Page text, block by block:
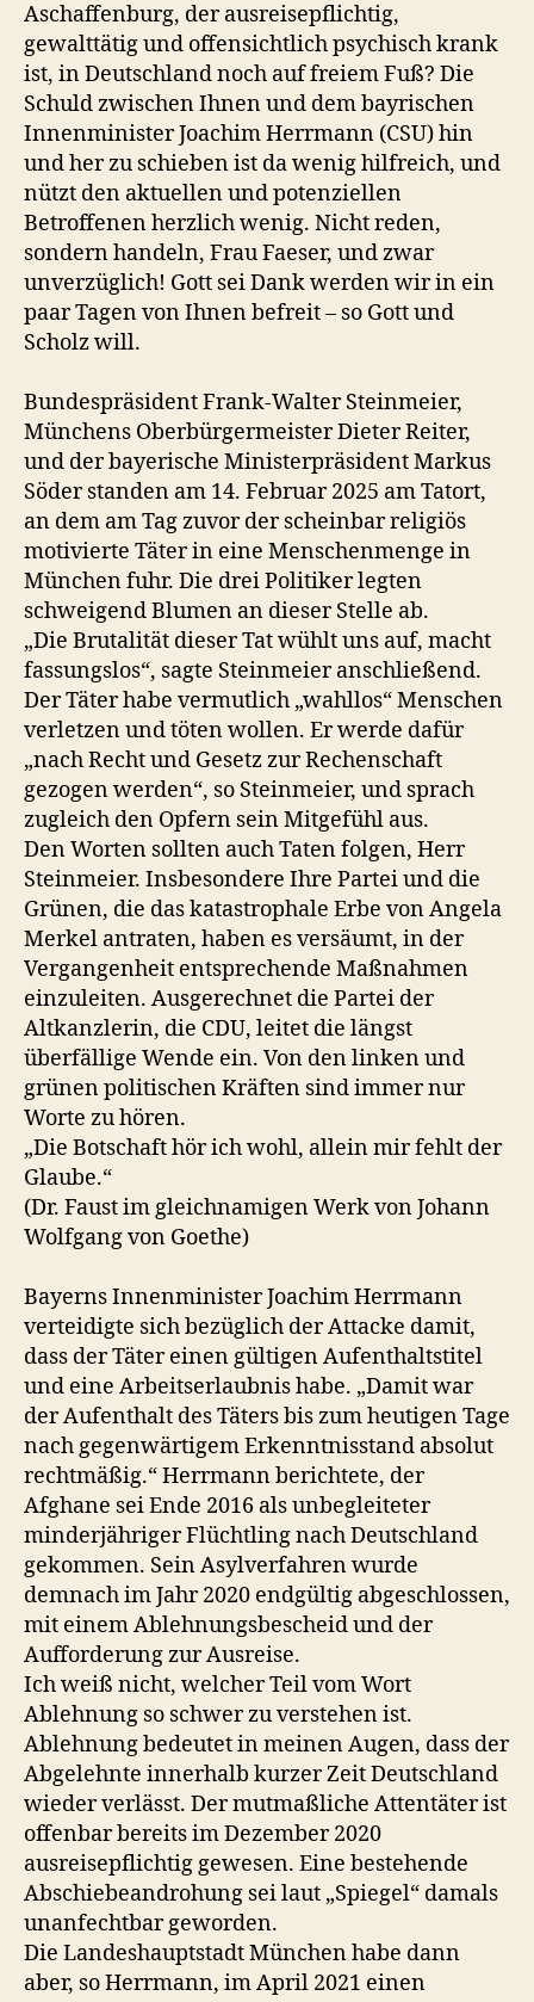
Aschaffenburg, der ausreisepflichtig,
gewalttätig und offensichtlich psychisch krank
ist, in Deutschland noch auf freiem Fuß? Die
Schuld zwischen Ihnen und dem bayrischen
Innenminister Joachim Herrmann (CSU) hin
und her zu schieben ist da wenig hilfreich, und
nützt den aktuellen und potenziellen
Betroffenen herzlich wenig. Nicht reden,
sondern handeln, Frau Faeser, und zwar
unverzüglich! Gott sei Dank werden wir in ein
paar Tagen von Ihnen befreit – so Gott und
Scholz will.
Bundespräsident Frank-Walter Steinmeier,
Münchens Oberbürgermeister Dieter Reiter,
und der bayerische Ministerpräsident Markus
Söder standen am 14. Februar 2025 am Tatort,
an dem am Tag zuvor der scheinbar religiös
motivierte Täter in eine Menschenmenge in
München fuhr. Die drei Politiker legten
schweigend Blumen an dieser Stelle ab.
„Die Brutalität dieser Tat wühlt uns auf, macht
fassungslos“, sagte Steinmeier anschließend.
Der Täter habe vermutlich „wahllos“ Menschen
verletzen und töten wollen. Er werde dafür
„nach Recht und Gesetz zur Rechenschaft
gezogen werden“, so Steinmeier, und sprach
zugleich den Opfern sein Mitgefühl aus.
Den Worten sollten auch Taten folgen, Herr
Steinmeier. Insbesondere Ihre Partei und die
Grünen, die das katastrophale Erbe von Angela
Merkel antraten, haben es versäumt, in der
Vergangenheit entsprechende Maßnahmen
einzuleiten. Ausgerechnet die Partei der
Altkanzlerin, die CDU, leitet die längst
überfällige Wende ein. Von den linken und
grünen politischen Kräften sind immer nur
Worte zu hören.
„Die Botschaft hör ich wohl, allein mir fehlt der
Glaube.“
(Dr. Faust im gleichnamigen Werk von Johann
Wolfgang von Goethe)
Bayerns Innenminister Joachim Herrmann
verteidigte sich bezüglich der Attacke damit,
dass der Täter einen gültigen Aufenthaltstitel
und eine Arbeitserlaubnis habe. „Damit war
der Aufenthalt des Täters bis zum heutigen Tage
nach gegenwärtigem Erkenntnisstand absolut
rechtmäßig.“ Herrmann berichtete, der
Afghane sei Ende 2016 als unbegleiteter
minderjähriger Flüchtling nach Deutschland
gekommen. Sein Asylverfahren wurde
demnach im Jahr 2020 endgültig abgeschlossen,
mit einem Ablehnungsbescheid und der
Aufforderung zur Ausreise.
Ich weiß nicht, welcher Teil vom Wort
Ablehnung so schwer zu verstehen ist.
Ablehnung bedeutet in meinen Augen, dass der
Abgelehnte innerhalb kurzer Zeit Deutschland
wieder verlässt. Der mutmaßliche Attentäter ist
offenbar bereits im Dezember 2020
ausreisepflichtig gewesen. Eine bestehende
Abschiebeandrohung sei laut „Spiegel“ damals
unanfechtbar geworden.
Die Landeshauptstadt München habe dann
aber, so Herrmann, im April 2021 einen